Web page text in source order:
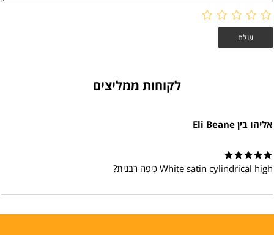
לקוחות ממליצים
אליהו בין Eli Beane
White satin cylindrical high כיפה רבנית?